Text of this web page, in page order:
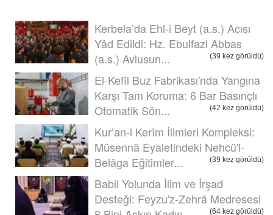
Kerbela’da Ehl-i Beyt (a.s.) Acısı
Yâd Edildi: Hz. Ebulfazl Abbas
(a.s.) Avlusun...
(39 kez görüldü)
El-Kefîl Buz Fabrikası'nda Yangına
Karşı Tam Koruma: 6 Bar Basınçlı
Otomatik Sön...
(42 kez görüldü)
Kur’an-i Kerîm İlimleri Kompleksi:
Müsennâ Eyaletindeki Nehcü'l-
Belâga Eğitimler...
(39 kez görüldü)
Babil Yolunda İlim ve İrşad
Desteği: Feyzu'z-Zehrâ Medresesi
(64 kez görüldü)